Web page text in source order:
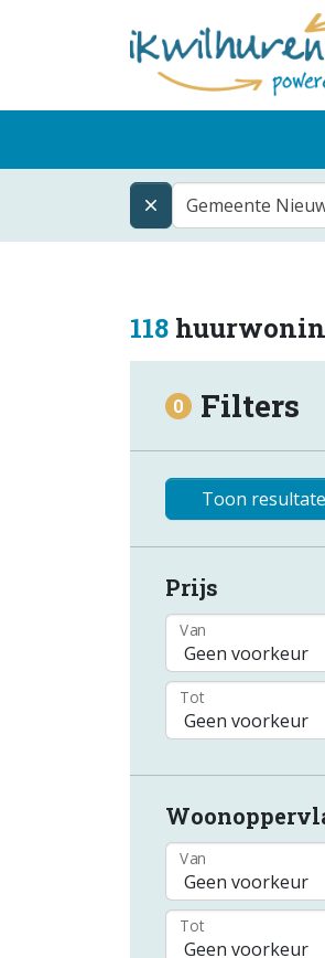
Gemeente
118
0 Filters
Toon
Prijs
Van
Tot
Van
Tot